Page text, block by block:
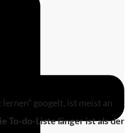
googelt, ist meist an
To-do-Liste länger ist als der